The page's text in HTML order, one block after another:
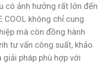
có ảnh hưởng rất lớn đến
COOL không chỉ cung
mà còn đồng hành
tư vấn công suất, khảo
pháp phù hợp với